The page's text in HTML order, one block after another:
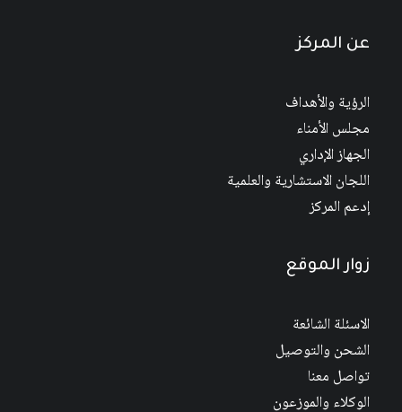
عن المركز
الرؤية والأهداف
مجلس الأمناء
الجهاز الإداري
اللجان الاستشارية والعلمية
إدعم المركز
زوار الموقع
الاسئلة الشائعة
الشحن والتوصيل
تواصل معنا
الوكلاء والموزعون